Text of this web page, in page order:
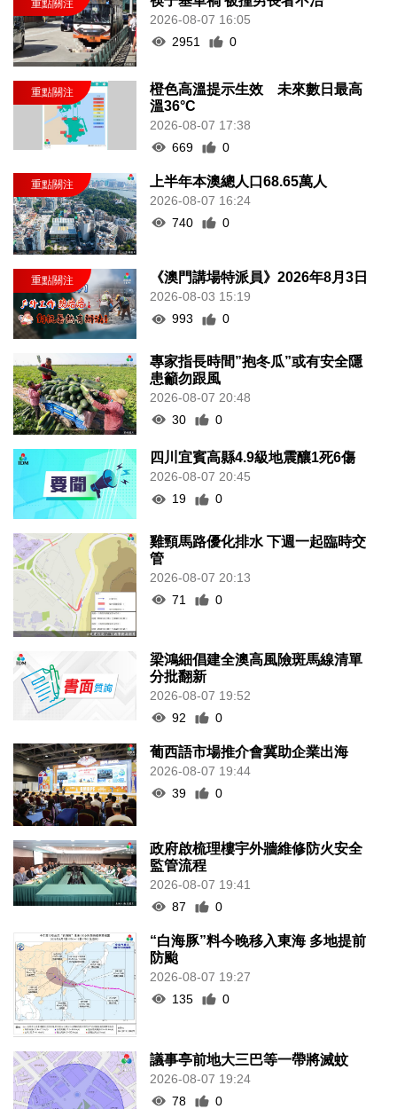
2026-08-07 16:05
2951
0
橙色高溫提示生效 未來數日最高
溫36°C
2026-08-07 17:38
669
0
上半年本澳總人口68.65萬人
2026-08-07 16:24
740
0
《澳門講場特派員》2026年8月3日
2026-08-03 15:19
993
0
專家指長時間”抱冬瓜”或有安全隱
患籲勿跟風
2026-08-07 20:48
30
0
四川宜賓高縣4.9級地震釀1死6傷
2026-08-07 20:45
19
0
雞頸馬路優化排水 下週一起臨時交
管
2026-08-07 20:13
71
0
梁鴻細倡建全澳高風險斑馬線清單
分批翻新
2026-08-07 19:52
92
0
葡西語市場推介會冀助企業出海
2026-08-07 19:44
39
0
政府啟梳理樓宇外牆維修防火安全
監管流程
2026-08-07 19:41
87
0
“白海豚”料今晚移入東海 多地提前
防颱
2026-08-07 19:27
135
0
議事亭前地大三巴等一帶將滅蚊
2026-08-07 19:24
78
0